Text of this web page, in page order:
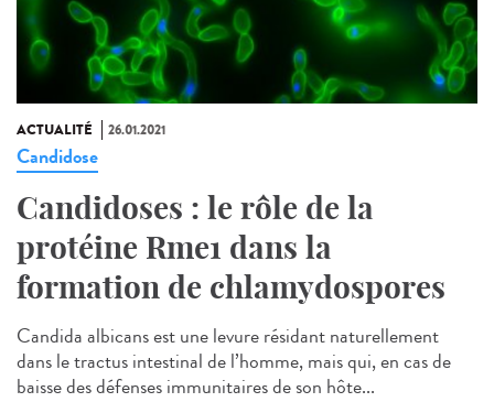
ACTUALITÉ 26.01.2021
Candidose
Candidoses : le rôle de la
protéine Rme1 dans la
formation de chlamydospores
Candida albicans est une levure résidant naturellement
dans le tractus intestinal de l’homme, mais qui, en cas de
baisse des défenses immunitaires de son hôte...